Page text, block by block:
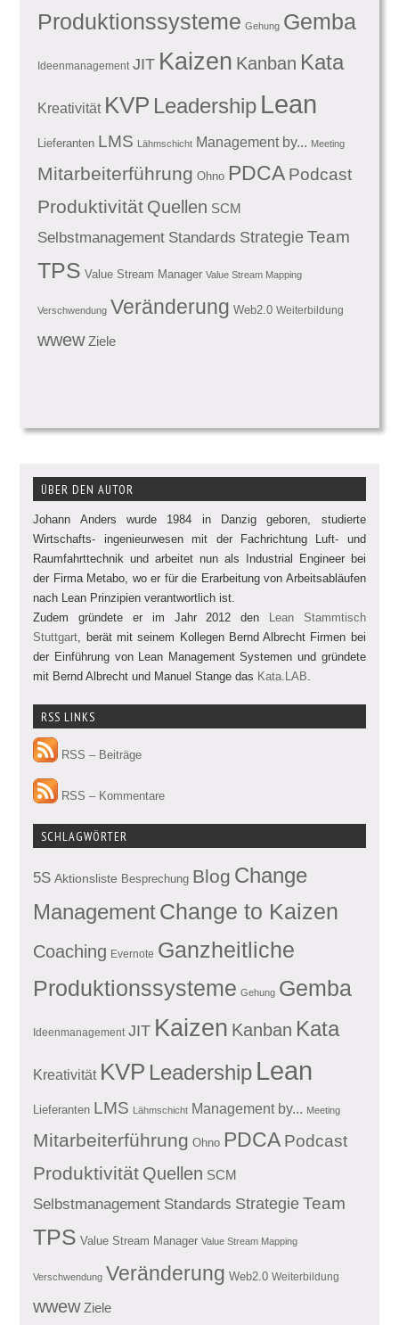
Produktionssysteme Gehung Gemba
Ideenmanagement JIT Kaizen Kanban Kata
Kreativität KVP Leadership Lean
Lieferanten LMS Lähmschicht Management by... Meeting
Mitarbeiterführung Ohno PDCA Podcast
Produktivität Quellen SCM
Selbstmanagement Standards Strategie Team
TPS Value Stream Manager Value Stream Mapping
Verschwendung Veränderung Web2.0 Weiterbildung
wwew Ziele
ÜBER DEN AUTOR
Johann Anders wurde 1984 in Danzig geboren, studierte
Wirtschafts- ingenieurwesen mit der Fachrichtung Luft- und
Raumfahrttechnik und arbeitet nun als Industrial Engineer bei
der Firma Metabo, wo er für die Erarbeitung von Arbeitsabläufen
nach Lean Prinzipien verantwortlich ist.
Zudem gründete er im Jahr 2012 den Lean Stammtisch
Stuttgart , berät mit seinem Kollegen Bernd Albrecht Firmen bei
der Einführung von Lean Management Systemen und gründete
mit Bernd Albrecht und Manuel Stange das Kata.LAB
RSS LINKS
RSS – Beiträge
RSS – Kommentare
SCHLAGWÖRTER
5S Aktionsliste Besprechung Blog Change
ManagementChange to Kaizen
Coaching Evernote Ganzheitliche
Produktionssysteme Gehung Gemba
Ideenmanagement JIT Kaizen Kanban Kata
Kreativität KVP Leadership Lean
Lieferanten LMS Lähmschicht Management by... Meeting
Mitarbeiterführung Ohno PDCA Podcast
Produktivität Quellen SCM
Selbstmanagement Standards Strategie Team
TPS Value Stream Manager Value Stream Mapping
Verschwendung Veränderung Web2.0 Weiterbildung
wwew Ziele